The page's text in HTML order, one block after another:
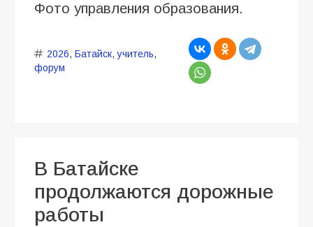
Фото управления образования.
2026, Батайск,учитель,
форум
В Батайске
продолжаются дорожные
работы